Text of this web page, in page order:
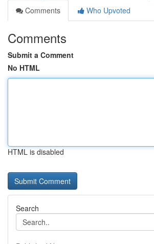
Comments
Who Upvoted
Comments
Submit a Comment
No HTML
HTML is disabled
Search